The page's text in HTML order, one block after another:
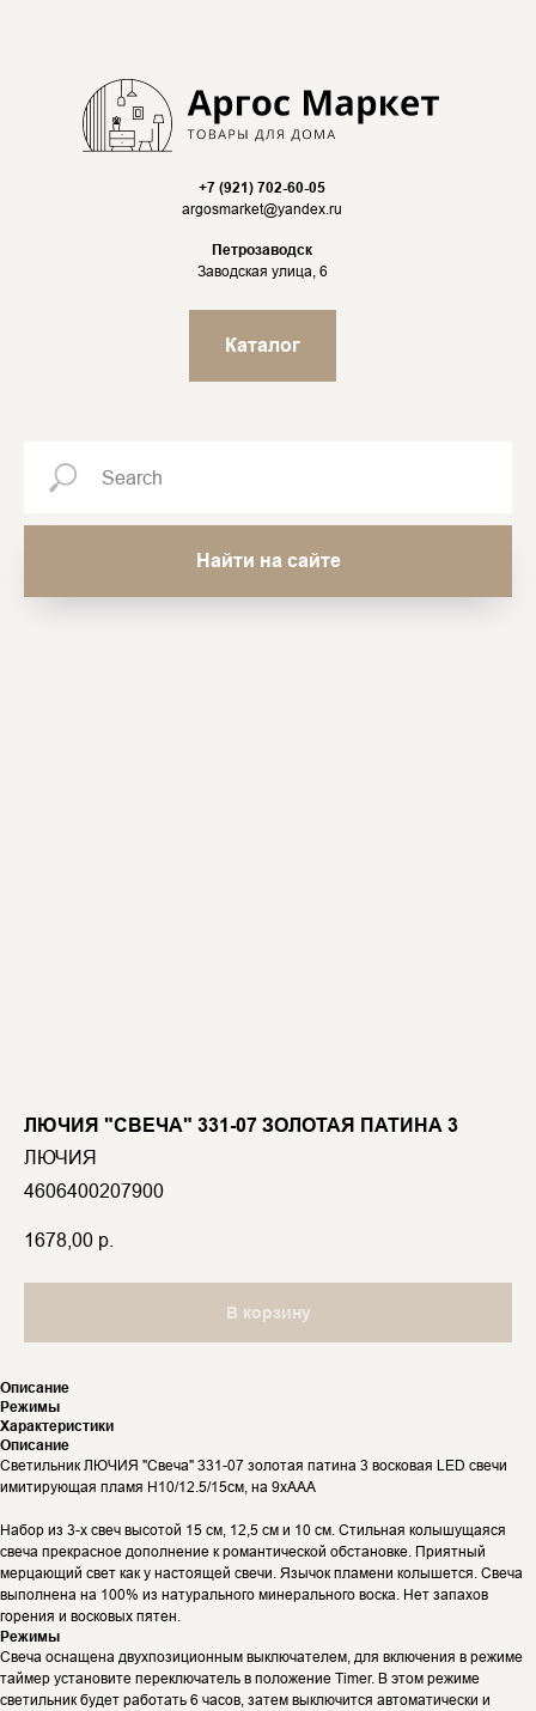
+7 (921) 702-60-05
argosmarket@yandex.ru
Петрозаводск
Заводская улица, 6
Каталог
Найти на сайте
ЛЮЧИЯ "СВЕЧА" 331-07 ЗОЛОТАЯ ПАТИНА 3
ЛЮЧИЯ
4606400207900
1678,00 р.
В корзину
Описание
Режимы
Характеристики
Описание
Светильник ЛЮЧИЯ "Свеча" 331-07 золотая патина 3 восковая LED свечи
имитирующая пламя H10/12.5/15см, на 9xAAA
Набор из 3-х свеч высотой 15 см, 12,5 см и 10 см. Стильная колышущаяся
свеча прекрасное дополнение к романтической обстановке. Приятный
мерцающий свет как у настоящей свечи. Язычок пламени колышется. Свеча
выполнена на 100% из натурального минерального воска. Нет запахов
горения и восковых пятен.
Режимы
Свеча оснащена двухпозиционным выключателем, для включения в режиме
таймер установите переключатель в положение Timer. В этом режиме
светильник будет работать 6 часов, затем выключится автоматически и